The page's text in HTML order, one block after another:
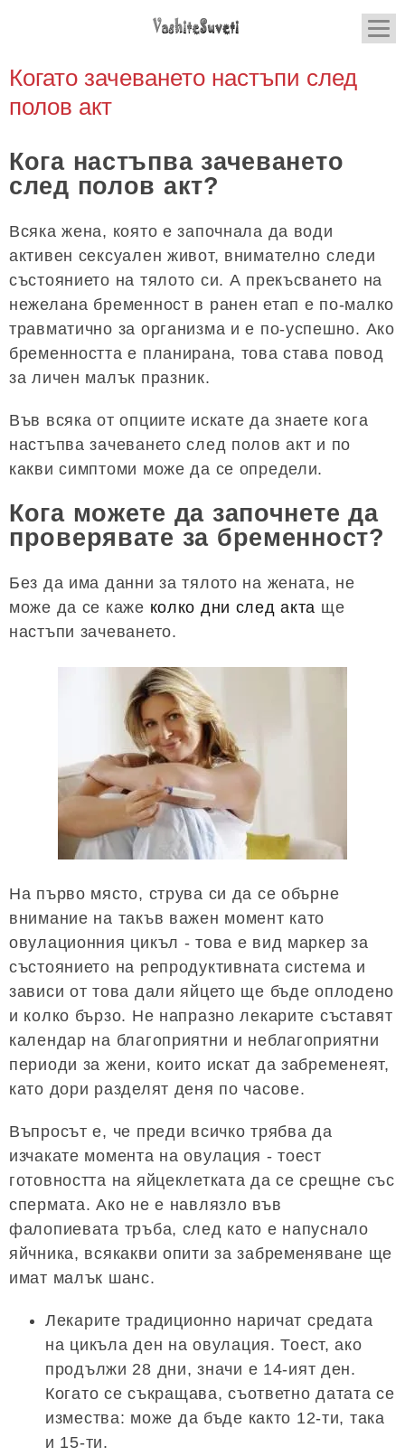
Когато зачеването настъпи след
полов акт
Кога настъпва зачеването
след полов акт?
Всяка жена, която е започнала да води
активен сексуален живот, внимателно следи
състоянието на тялото си. А прекъсването на
нежелана бременност в ранен етап е по-малко
травматично за организма и е по-успешно. Ако
бременността е планирана, това става повод
за личен малък празник.
Във всяка от опциите искате да знаете кога
настъпва зачеването след полов акт и по
какви симптоми може да се определи.
Кога можете да започнете да
проверявате за бременност?
Без да има данни за тялото на жената, не
може да се каже колко дни след акта ще
настъпи зачеването.
На първо място, струва си да се обърне
внимание на такъв важен момент като
овулационния цикъл - това е вид маркер за
състоянието на репродуктивната система и
зависи от това дали яйцето ще бъде оплодено
и колко бързо. Не напразно лекарите съставят
календар на благоприятни и неблагоприятни
периоди за жени, които искат да забременеят,
като дори разделят деня по часове.
Въпросът е, че преди всичко трябва да
изчакате момента на овулация - тоест
готовността на яйцеклетката да се срещне със
спермата. Ако не е навлязло във
фалопиевата тръба, след като е напуснало
яйчника, всякакви опити за забременяване ще
имат малък шанс.
Лекарите традиционно наричат ​​средата
на цикъла ден на овулация. Тоест, ако
продължи 28 дни, значи е 14-ият ден.
Когато се съкращава, съответно датата се
измества: може да бъде както 12-ти, така
и 15-ти.